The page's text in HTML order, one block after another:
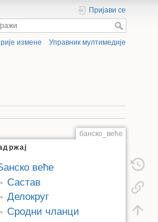
Пријави се
измене Управник мултимедије
банско_веће
веће
Састав
Делокруг
Сродни чланци